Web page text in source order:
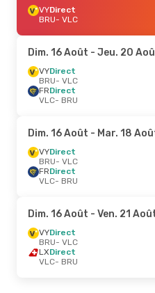
VYDirect
BRU- VLC
Dim. 16 Août - Jeu. 20
VYDirect
BRU- VLC
FRDirect
VLC- BRU
Dim. 16 Août - Mar. 18
VYDirect
BRU- VLC
FRDirect
VLC- BRU
Dim. 16 Août - Ven. 21
VYDirect
BRU- VLC
LXDirect
VLC- BRU